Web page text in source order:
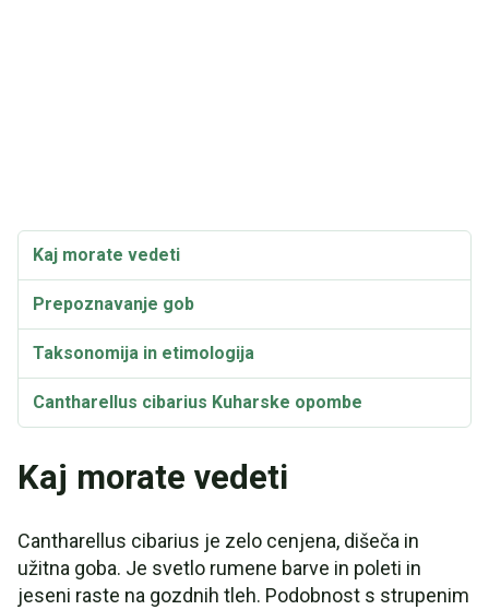
Kaj morate vedeti
Prepoznavanje gob
Taksonomija in etimologija
Cantharellus cibarius Kuharske opombe
Recept: Guljat iz divjih lisičk: Guljat iz divjih lisičk
Recept: Vmes dodamo še: Gobe lisičke s tagliatelli
Recept: Vmes pripravite testo za testiranje
Kaj morate vedeti
Cantharellus cibarius je zelo cenjena, dišeča in
užitna goba. Je svetlo rumene barve in poleti in
jeseni raste na gozdnih tleh. Podobnost s strupenim